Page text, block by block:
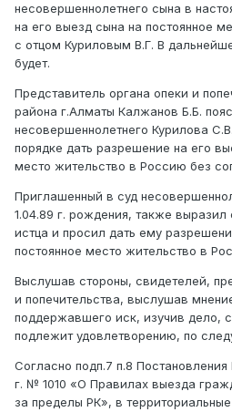
несовершеннолетнего сына в
на его выезд сына на постоянное
с отцом Куриловым В.Г. В
будет.
Представитель органа опеки и
района г.Алматы Калжанов Б.Б.
несовершеннолетнего Курилова
порядке дать разрешение на его
место жительство в Россию без
Приглашенный в суд
1.04.89 г. рождения, также выразил
истца и просил дать ему
постоянное место жительство в
Выслушав стороны, свидетелей,
и попечительства, выслушав
поддержавшего иск, изучив дело,
подлежит удовлетворению, по
Согласно подп.7 п.8 Постановления
г. № 1010 «О Правилах выезда
за пределы РК», в